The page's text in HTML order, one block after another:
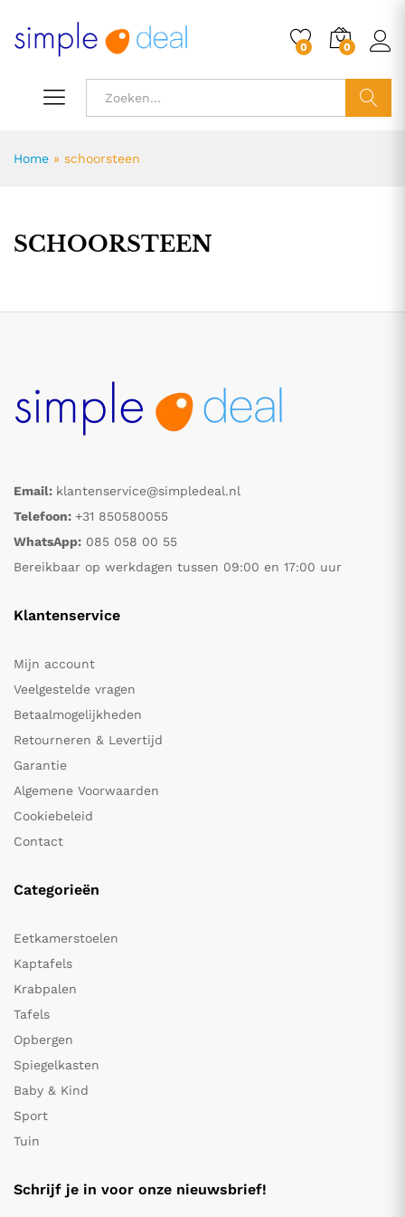
0 0
Home » schoorsteen
SCHOORSTEEN
Email: klantenservice@simpledeal.nl
Telefoon: +31 850580055
WhatsApp: 085 058 00 55
Bereikbaar op werkdagen tussen 09:00 en 17:00 uur
Klantenservice
Mijn account
Veelgestelde vragen
Betaalmogelijkheden
Retourneren & Levertijd
Garantie
Algemene Voorwaarden
Cookiebeleid
Contact
Categorieën
Eetkamerstoelen
Kaptafels
Krabpalen
Tafels
Opbergen
Spiegelkasten
Baby & Kind
Sport
Tuin
Schrijf je in voor onze nieuwsbrief!